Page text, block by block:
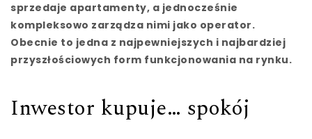
sprzedaje apartamenty, a jednocześnie
kompleksowo zarządza nimi jako operator.
Obecnie to jedna z najpewniejszych i najbardziej
przyszłościowych form funkcjonowania na rynku.
Inwestor kupuje… spokój